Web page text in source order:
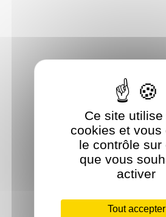
Ce site utilise
cookies et vous
le contrôle sur
que vous
activer
Tout accepter